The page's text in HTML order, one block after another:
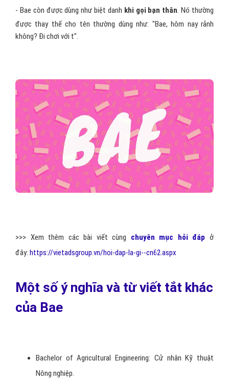
- Bae còn được dùng như biệt danh khi gọi bạn thân. Nó thường
được thay thế cho tên thường dùng như: "Bae, hôm nay rảnh
không? Đi chơi với t".
>>> Xem thêm các bài viết cùng chuyên mục hỏi đáp ở
đây: https://vietadsgroup.vn/hoi-dap-la-gi--cn62.aspx
Một số ý nghĩa và từ viết tắt khác
của Bae
Bachelor of Agricultural Engineering: Cử nhân Kỹ thuật
Nông nghiệp.